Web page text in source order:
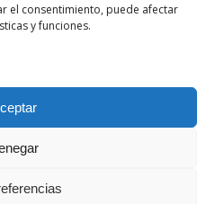
el consentimiento, puede afectar
y funciones.